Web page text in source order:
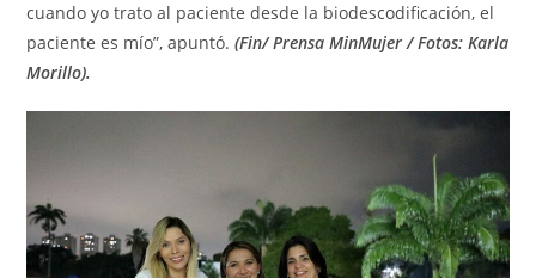
cuando yo trato al paciente desde la biodescodificación, el
paciente es mío”, apuntó.(Fin/ Prensa MinMujer / Fotos: Karla
Morillo).